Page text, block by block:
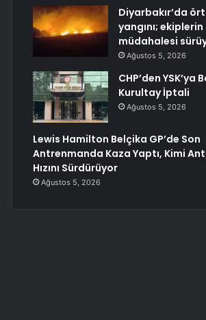
Diyarbakır’da
yangını; ekiplerin
müdahalesi
Ağustos 5, 2026
CHP’den YSK’ya
Kurultay İptali
Ağustos 5, 2026
Lewis Hamilton Belçika GP’de Son
Antrenmanda Kaza Yaptı, Kimi
Hızını Sürdürüyor
Ağustos 5, 2026